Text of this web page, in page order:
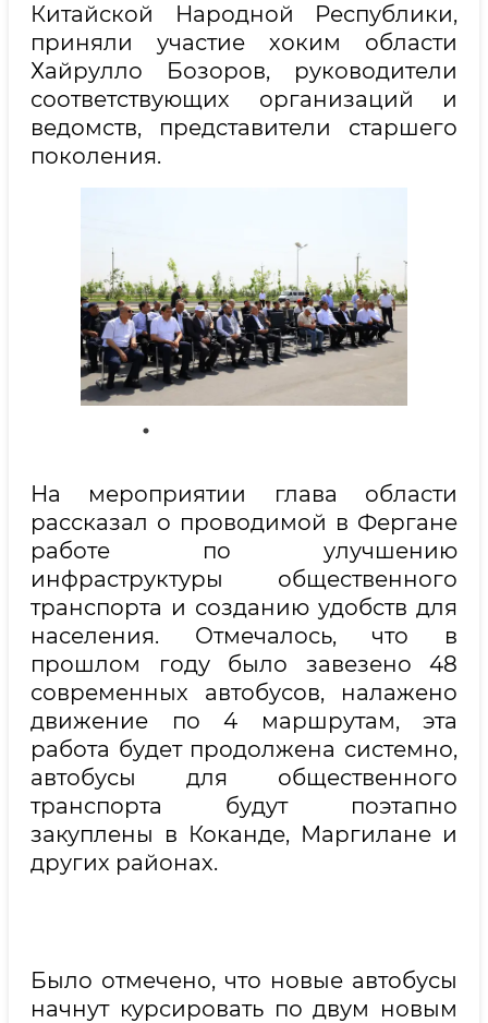
Китайской Народной Республики,
приняли участие хоким области
Хайрулло Бозоров, руководители
соответствующих организаций и
ведомств, представители старшего
поколения.
На мероприятии глава области
рассказал о проводимой в Фергане
работе по улучшению
инфраструктуры общественного
транспорта и созданию удобств для
населения. Отмечалось, что в
прошлом году было завезено 48
современных автобусов, налажено
движение по 4 маршрутам, эта
работа будет продолжена системно,
автобусы для общественного
транспорта будут поэтапно
закуплены в Коканде, Маргилане и
других районах.
Было отмечено, что новые автобусы
начнут курсировать по двум новым